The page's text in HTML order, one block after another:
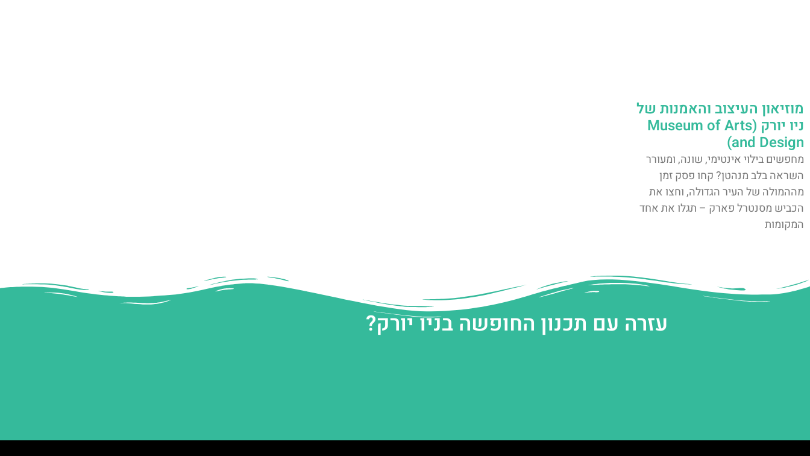
מוזיאון העיצוב והאמנות של
ניו יורק (Museum of Arts
and Design)
מחפשים בילוי אינטימי, שונה, ומעורר
השראה בלב מנהטן? קחו פסק זמן
מההמולה של העיר הגדולה, וחצו את
הכביש מסנטרל פארק – תגלו את אחד
המקומות
עזרה עם תכנון החופשה בניו יורק?